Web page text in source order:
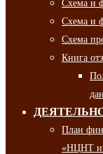
Схема и
Схема и
Схема
Книга
План
«НЦНТ